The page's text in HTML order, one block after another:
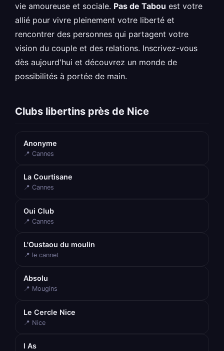
vie amoureuse et sociale. Pas de Tabou est votre
allié pour vivre pleinement votre liberté et
rencontrer des personnes qui partagent votre
vision du couple et des relations. Inscrivez-vous
dès aujourd'hui et découvrez un monde de
possibilités à portée de main.
Clubs libertins près de Nice
Anonyme
📍 Cannes
La Courtisane
📍 Cannes
Oui Club
📍 Cannes
L'Oustaou du moulin
📍 le cannet
Absolu
📍 Mougins
Le Cercle Nice
📍 Nice
l As